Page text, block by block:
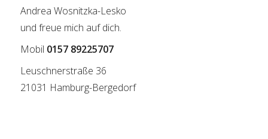
Andrea Wosnitzka-Lesko
und freue mich auf dich.
Mobil 0157 89225707
Leuschnerstraße 36
21031 Hamburg-Bergedorf